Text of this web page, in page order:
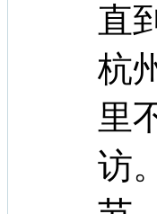
直
杭
里
访